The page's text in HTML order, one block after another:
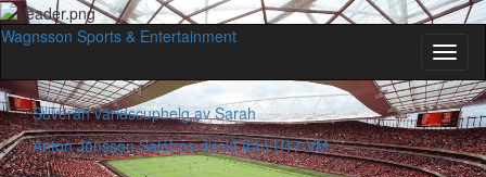
Slå
på/av
Wagnsson Sports & Entertainment
Suverän världscuphelg av Sarah
Anton Jönsson Salétros direkt från U17-VM.